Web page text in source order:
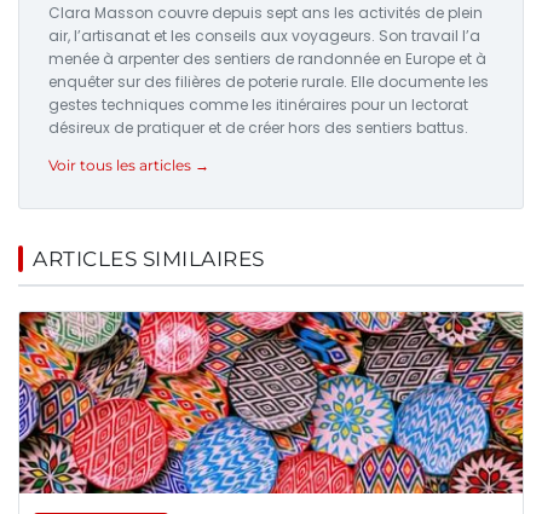
Clara Masson couvre depuis sept ans les activités de plein
air, l’artisanat et les conseils aux voyageurs. Son travail l’a
menée à arpenter des sentiers de randonnée en Europe et à
enquêter sur des filières de poterie rurale. Elle documente les
gestes techniques comme les itinéraires pour un lectorat
désireux de pratiquer et de créer hors des sentiers battus.
Voir tous les articles →
ARTICLES SIMILAIRES